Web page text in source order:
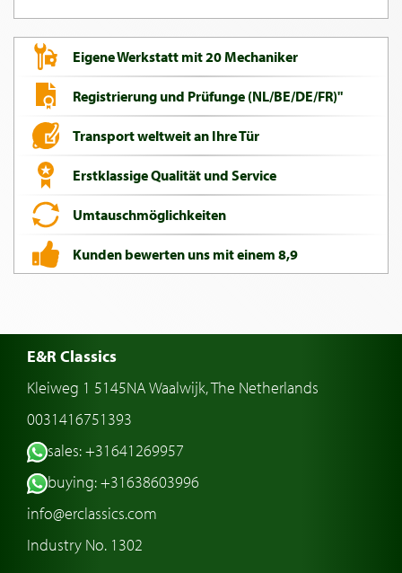
Eigene Werkstatt mit 20 Mechaniker
Registrierung und Prüfunge (NL/BE/DE/FR)"
Transport weltweit an Ihre Tür
Erstklassige Qualität und Service
Umtauschmöglichkeiten
Kunden bewerten uns mit einem 8,9
E&R Classics
Kleiweg 1 5145NA Waalwijk, The Netherlands
0031416751393
sales: +31641269957
buying: +31638603996
info@erclassics.com
Industry No. 1302